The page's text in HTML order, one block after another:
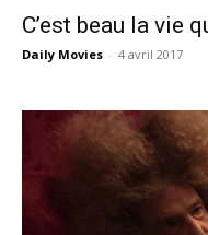
C’est beau la vie
Daily Movies - 4 avril 2017